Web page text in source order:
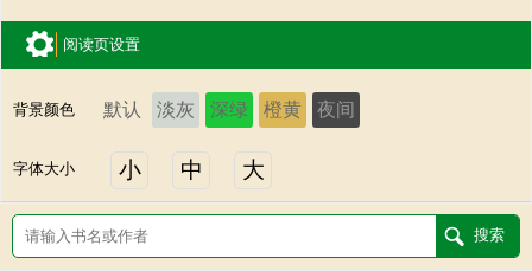
阅读页设置
背景颜色 默认 淡灰 深绿 橙黄 夜间
字体大小 小 中 大